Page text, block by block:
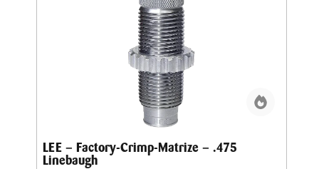
LEE – Factory-Crimp-Matrize – .475
Linebaugh